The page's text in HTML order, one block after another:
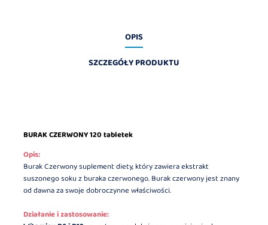
OPIS
SZCZEGÓŁY PRODUKTU
BURAK CZERWONY 120 tabletek
Opis:
Burak Czerwony suplement diety, który zawiera ekstrakt
suszonego soku z buraka czerwonego. Burak czerwony jest znany
od dawna za swoje dobroczynne właściwości.
Działanie i zastosowanie: